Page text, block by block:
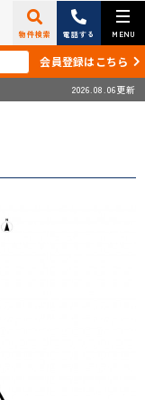
物件検索 電話する MENU
会員登録はこちら
2026.08.06更新